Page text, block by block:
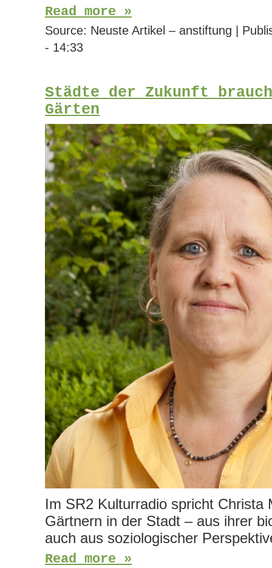
Read more »
Source: Neuste Artikel – anstiftung
- 14:33
Städte der Zukunft
Gärten
Im SR2 Kulturradio spricht Christa
Gärtnern in der Stadt – aus ihrer
auch aus soziologischer
Read more »